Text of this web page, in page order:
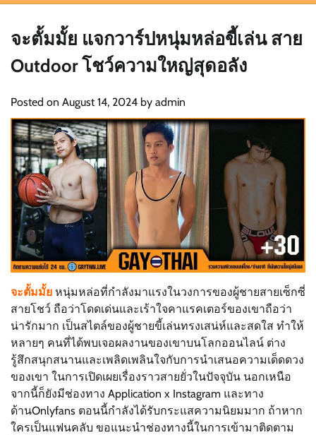
จะตั้มมั้ย แจกวาร์ปหนุ่มหล่อขี้เล่น สาย
Outdoor โชว์ความใหญ่สุดอลัง
Posted on August 14, 2024 by admin
จะตั้มมั้ย หนุ่มหล่อที่กำลังมาแรงในวงการของผู้ชายสายเซ็กซี่
สายโชว์ ถือว่าโดดเด่นและเร้าใจคาแรคเตอร์ของเขาถือว่า
น่ารักมาก เป็นสไตล์ของผู้ชายขี้เล่นทรงเสน่ห์และสดใส ทำให้
หลายๆ คนที่ได้พบเจอผลงานของเขาบนโลกออนไลน์ ต่าง
รู้สึกสนุกสนานและเพลิดเพลินใจกับการนำเสนอความเด็ดดวง
ของเขา ในการเปิดเผยเรื่องราวสายยั่วในปัจจุบัน นอกเหนือ
จากนี้ก็ยังมีช่องทาง Application x Instagram และทาง
ด้านOnlyfans ตอนนี้กำลังได้รับกระแสความนิยมมาก ถ้าหาก
ใครเป็นแฟนคลับ ขอแนะนำช่องทางนี้ในการเข้ามาติดตาม